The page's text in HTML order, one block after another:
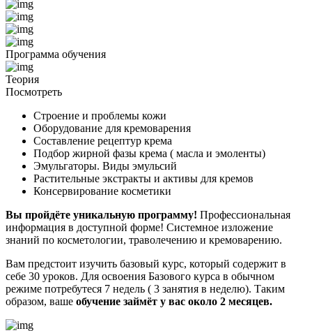
Программа обучения
Теория
Посмотреть
Строение и проблемы кожи
Оборудование для кремоварения
Составление рецептур крема
Подбор жирной фазы крема ( масла и эмоленты)
Эмульгаторы. Виды эмульсий
Растительные экстракты и активы для кремов
Консервирование косметики
Вы пройдёте уникальную программу! Профессиональная
информация в доступной форме! Системное изложение
знаний по косметологии, траволечению и кремоварению.
Вам предстоит изучить базовый курс, который содержит в
себе 30 уроков. Для освоения Базового курса в обычном
режиме потребутеся 7 недель ( 3 занятия в неделю). Таким
образом, ваше обучение займёт у вас около 2 месяцев.